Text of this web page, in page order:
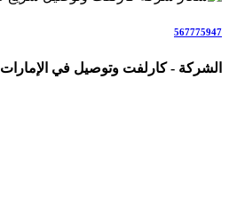
567775947
الشركة - كارلفت وتوصيل في الإمارات